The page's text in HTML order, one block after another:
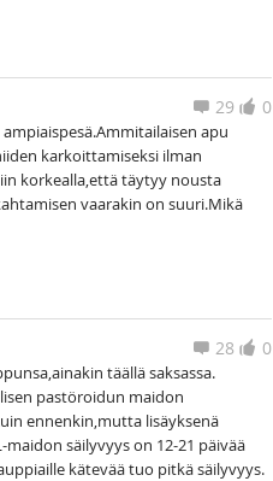
0
29
apu
karkoittamiseksi ilman
korkealla,että täytyy nousta
vaarakin on suuri.Mikä
0
28
täällä saksassa.
pastöroidun maidon
ennenkin,mutta lisäyksenä
säilyvyys on 12-21 päivää
kätevää tuo pitkä säilyvyys.